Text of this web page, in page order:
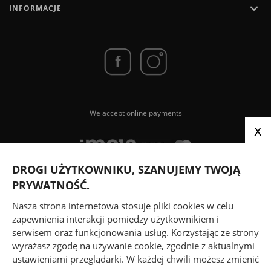
INFORMACJE 
We accept online payments
DROGI UŻYTKOWNIKU, SZANUJEMY TWOJĄ
PRYWATNOŚĆ.
Nasza strona internetowa stosuje pliki cookies w celu
zapewnienia interakcji pomiędzy użytkownikiem i
serwisem oraz funkcjonowania usług. Korzystając ze strony
wyrażasz zgodę na używanie cookie, zgodnie z aktualnymi
ustawieniami przeglądarki. W każdej chwili możesz zmienić
x